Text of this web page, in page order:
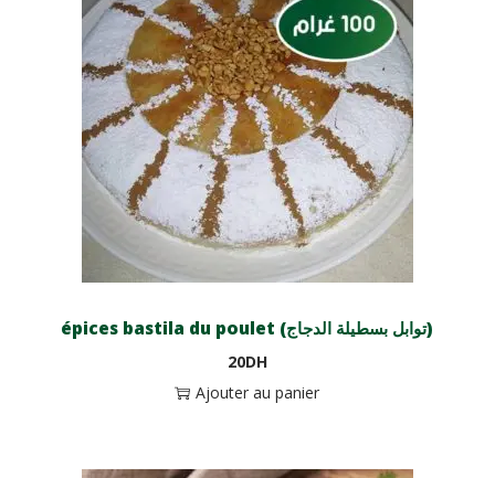
épices bastila du poulet (توابل بسطيلة الدجاج)
20DH
Ajouter au panier